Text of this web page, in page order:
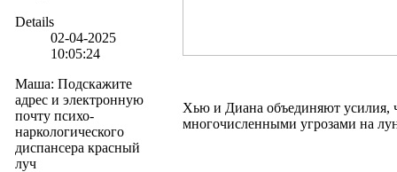
Details
02-04-2025
10:05:24
Маша: Подскажите
адрес и электронную
почту психо-
наркологического
диспансера красный
луч
Хью и Диана объединяют усилия,
многочисленными угрозами на